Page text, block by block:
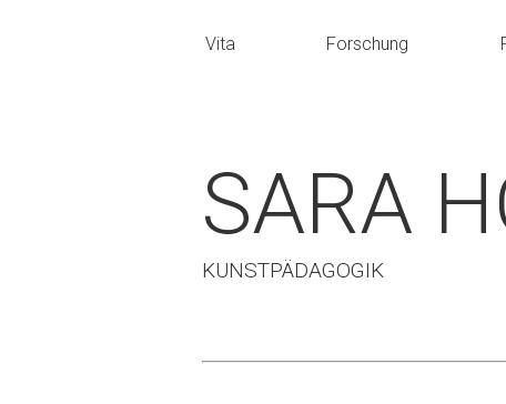
Vita Forschung
SARA
KUNSTPÄDAGOGIK